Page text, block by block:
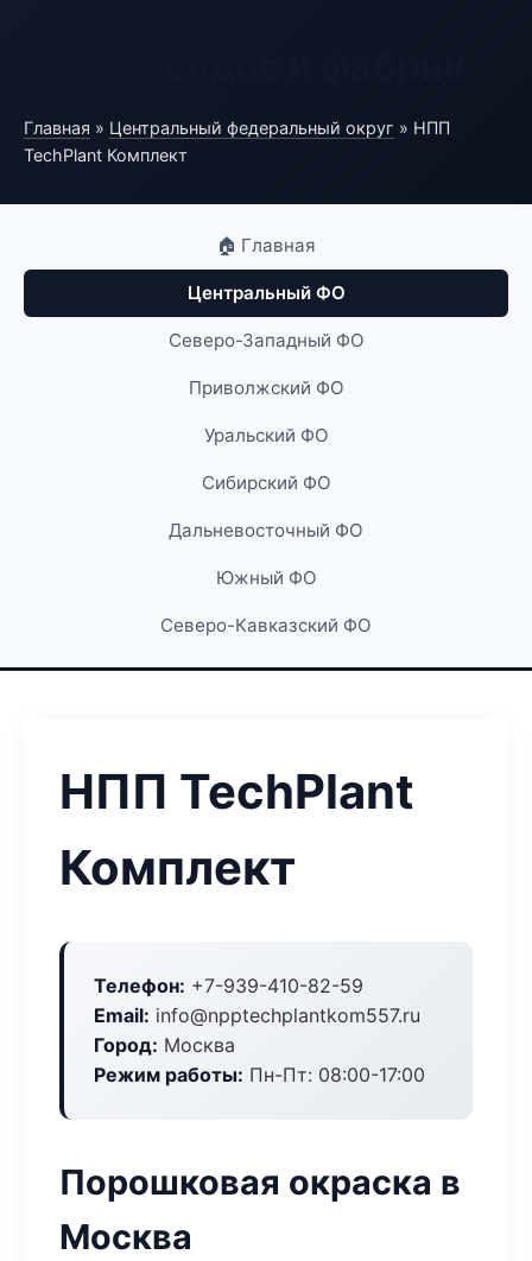
Главная » Центральный федеральный округ » НПП
TechPlant Комплект
🏠 Главная
Центральный ФО
Северо-Западный ФО
Приволжский ФО
Уральский ФО
Сибирский ФО
Дальневосточный ФО
Южный ФО
Северо-Кавказский ФО
НПП TechPlant
Комплект
Телефон: +7-939-410-82-59
Email: info@npptechplantkom557.ru
Город: Москва
Режим работы: Пн-Пт: 08:00-17:00
Порошковая окраска в
Москва